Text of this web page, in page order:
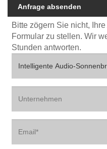
Anfrage absenden
Bitte zögern Sie nicht,
Formular zu stellen. Wir
Stunden antworten.